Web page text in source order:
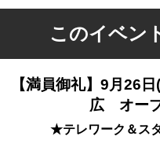
このイベン
【満員御礼】9月26
広 オー
★テレワーク＆ス